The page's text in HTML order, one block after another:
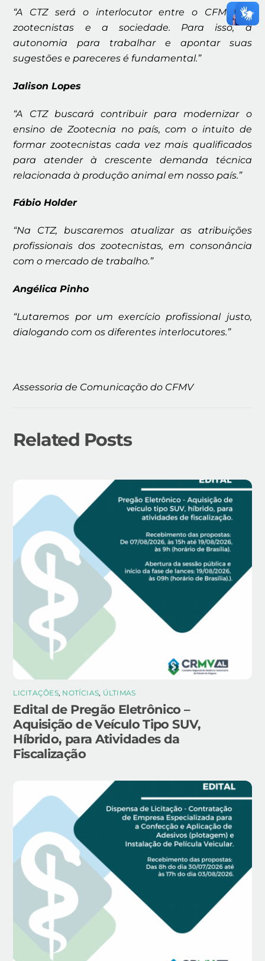
“A CTZ será o interlocutor entre o CFMV, os
zootecnistas e a sociedade. Para isso, a
autonomia para trabalhar e apontar suas
sugestões e pareceres é fundamental.”
Jalison Lopes
“A CTZ buscará contribuir para modernizar o
ensino de Zootecnia no país, com o intuito de
formar zootecnistas cada vez mais qualificados
para atender à crescente demanda técnica
relacionada à produção animal em nosso país.”
Fábio Holder
“Na CTZ, buscaremos atualizar as atribuições
profissionais dos zootecnistas, em consonância
com o mercado de trabalho.”
Angélica Pinho
“Lutaremos por um exercício profissional justo,
dialogando com os diferentes interlocutores.”
Assessoria de Comunicação do CFMV
Related Posts
LICITAÇÕES, NOTÍCIAS, ÚLTIMAS
Edital de Pregão Eletrônico –
Aquisição de Veículo Tipo SUV,
Híbrido, para Atividades da
Fiscalização